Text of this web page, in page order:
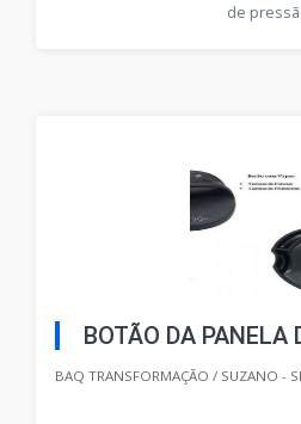
de
BOTÃO DA PANELA
BAQ TRANSFORMAÇÃO / SUZANO -